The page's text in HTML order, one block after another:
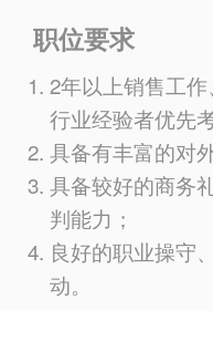
职位要求
2年以上销售工
行业经验者优先
具备有丰富的对
具备较好的商务
判能力；
良好的职业操守
动。